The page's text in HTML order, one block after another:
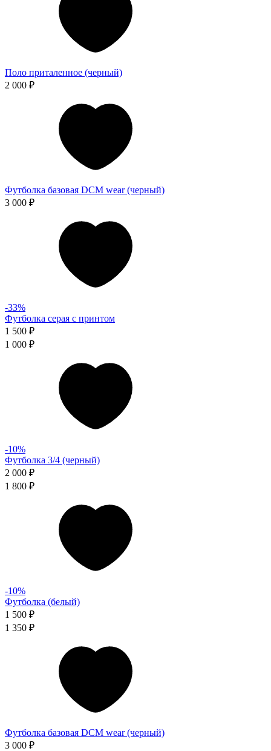
Поло приталенное (черный)
2 000 ₽
Футболка базовая DCM wear (черный)
3 000 ₽
-33%
Футболка серая с принтом
1 500 ₽
1 000 ₽
-10%
Футболка 3/4 (черный)
2 000 ₽
1 800 ₽
-10%
Футболка (белый)
1 500 ₽
1 350 ₽
Футболка базовая DCM wear (черный)
3 000 ₽